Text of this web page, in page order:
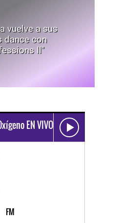
vuelve a sus
dance con
II"
EN VIVO
FM